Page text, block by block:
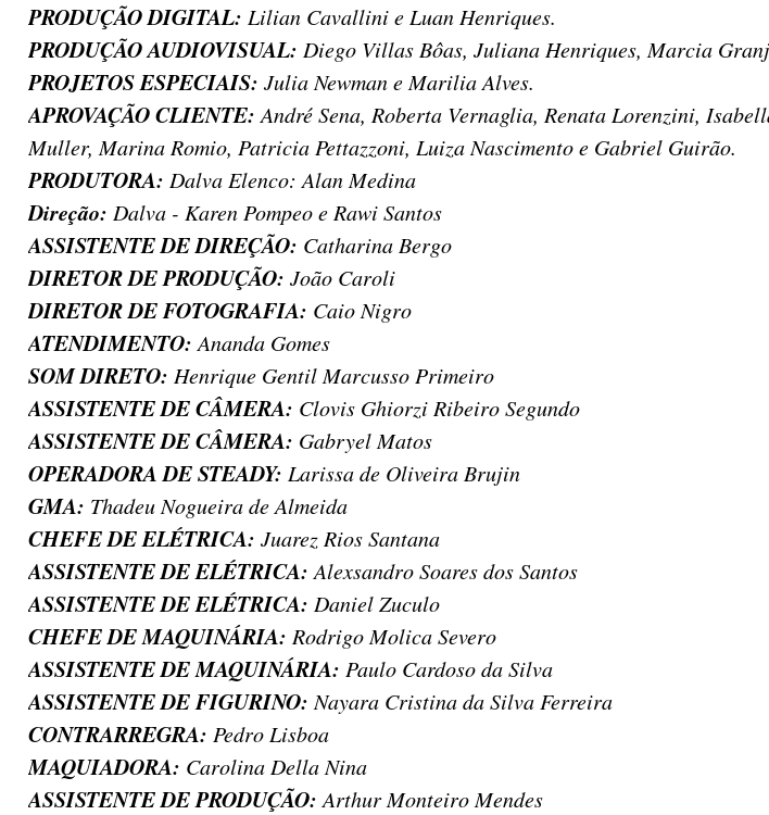
PRODUÇÃO DIGITAL: Lilian Cavallini e Luan Henriques.
PRODUÇÃO AUDIOVISUAL: Diego Villas Bôas, Juliana Henriques, Marcia
PROJETOS ESPECIAIS: Julia Newman e Marilia Alves.
APROVAÇÃO CLIENTE:André Sena, Roberta Vernaglia, Renata Lorenzini,
Muller, Marina Romio, Patricia Pettazzoni, Luiza Nascimento e Gabriel Guirão.
PRODUTORA: Dalva Elenco: Alan Medina
Direção: Dalva - Karen Pompeo e Rawi Santos
ASSISTENTE DE DIREÇÃO: Catharina Bergo
DIRETOR DE PRODUÇÃO: João Caroli
DIRETOR DE FOTOGRAFIA: Caio Nigro
ATENDIMENTO:Ananda Gomes
SOM DIRETO: Henrique Gentil Marcusso Primeiro
ASSISTENTE DE CÂMERA: Clovis Ghiorzi Ribeiro Segundo
ASSISTENTE DE CÂMERA: Gabryel Matos
OPERADORA DE STEADY: Larissa de Oliveira Brujin
GMA: Thadeu Nogueira de Almeida
CHEFE DE ELÉTRICA: Juarez Rios Santana
ASSISTENTE DE ELÉTRICA:Alexsandro Soares dos Santos
ASSISTENTE DE ELÉTRICA: Daniel Zuculo
CHEFE DE MAQUINÁRIA: Rodrigo Molica Severo
ASSISTENTE DE MAQUINÁRIA: Paulo Cardoso da Silva
ASSISTENTE DE FIGURINO:Nayara Cristina da Silva Ferreira
CONTRARREGRA: Pedro Lisboa
MAQUIADORA: Carolina Della Nina
ASSISTENTE DE PRODUÇÃO: Arthur Monteiro Mendes